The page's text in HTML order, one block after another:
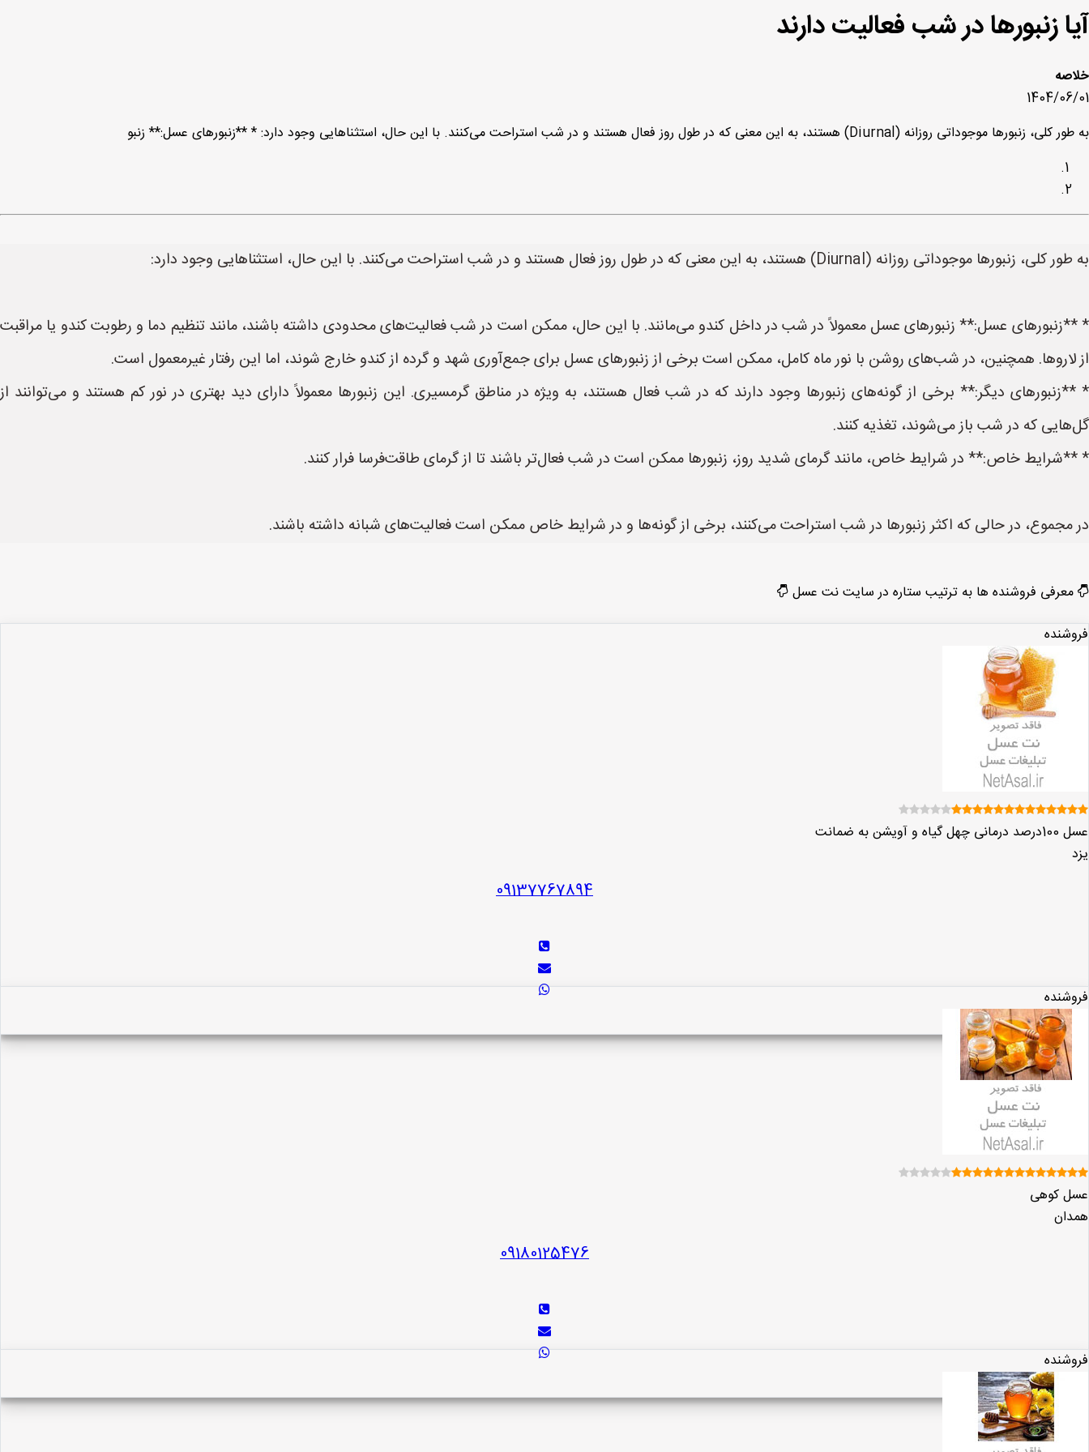
آیا زنبورها در شب فعالیت دارند
خلاصه
1404/06/01
به طور کلی، زنبورها موجوداتی روزانه (Diurnal) هستند، به این معنی که در طول روز فعال هستند و در شب استراحت می‌کنند. با این حال، استثناهایی وجود دارد: * **زنبورهای عسل:** زنبو
به طور کلی، زنبورها موجوداتی روزانه (Diurnal) هستند، به این معنی که در طول روز فعال هستند و در شب استراحت می‌کنند. با این حال، استثناهایی وجود دارد:
* **زنبورهای عسل:** زنبورهای عسل معمولاً در شب در داخل کندو می‌مانند. با این حال، ممکن است در شب فعالیت‌های محدودی داشته باشند، مانند تنظیم دما و رطوبت کندو یا مراقبت
از لاروها. همچنین، در شب‌های روشن با نور ماه کامل، ممکن است برخی از زنبورهای عسل برای جمع‌آوری شهد و گرده از کندو خارج شوند، اما این رفتار غیرمعمول است.
* **زنبورهای دیگر:** برخی از گونه‌های زنبورها وجود دارند که در شب فعال هستند، به ویژه در مناطق گرمسیری. این زنبورها معمولاً دارای دید بهتری در نور کم هستند و می‌توانند از
گل‌هایی که در شب باز می‌شوند، تغذیه کنند.
* **شرایط خاص:** در شرایط خاص، مانند گرمای شدید روز، زنبورها ممکن است در شب فعال‌تر باشند تا از گرمای طاقت‌فرسا فرار کنند.
در مجموع، در حالی که اکثر زنبورها در شب استراحت می‌کنند، برخی از گونه‌ها و در شرایط خاص ممکن است فعالیت‌های شبانه داشته باشند.
معرفی فروشنده ها به ترتیب ستاره در سایت نت عسل
فروشنده
عسل 100درصد درمانی چهل گیاه و آویشن به ضمانت
یزد
09137767894
مشاهده پروفایل
فروشنده
عسل کوهی
همدان
09180125476
مشاهده پروفایل
فروشنده